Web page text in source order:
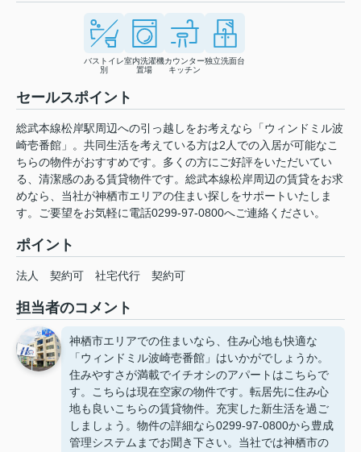
バストイレ
別
室内洗濯機
置場
カウンター
キッチン
独立洗面台
セールスポイント
総武本線松岸駅周辺への引っ越しをお考えなら「ウィンドミル波
崎壱番館」。共同生活を考えている方は2人での入居が可能なこ
ちらの物件がおすすめです。多くの方にご好評をいただいてい
る、清潔感のある賃貸物件です。総武本線松岸周辺の賃貸をお求
めなら、当社が神栖市エリアの住まい探しをサポートいたしま
す。ご要望をお気軽に電話0299-97-0800へご連絡ください。
ポイント
法人 契約可 社宅代行 契約可
担当者のコメント
神栖市エリアでの住まいなら、住み心地も快適な
「ウィンドミル波崎壱番館」はいかがでしょうか。
住みやすさが満載でイチオシのアパートはこちらで
す。こちらは現在空家の物件です。転居先に住み心
地も良いこちらの賃貸物件。充実した新生活を過ご
しましょう。物件の詳細なら0299-97-0800から豊成
管理システムまでお聞き下さい。当社では神栖市の